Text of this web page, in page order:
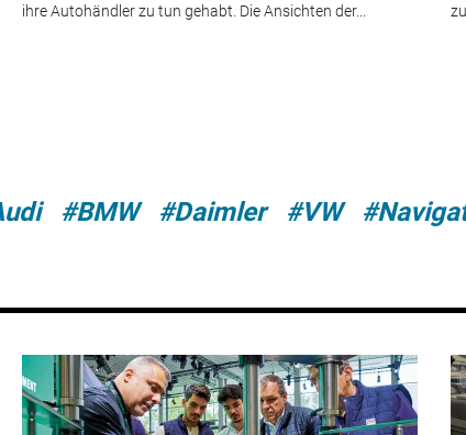
ihre Autohändler zu tun gehabt. Die Ansichten der...
#BMW #Daimler #VW